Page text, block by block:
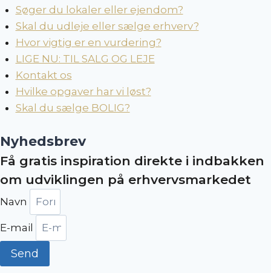
Søger du lokaler eller ejendom?
Skal du udleje eller sælge erhverv?
Hvor vigtig er en vurdering?
LIGE NU: TIL SALG OG LEJE
Kontakt os
Hvilke opgaver har vi løst?
Skal du sælge BOLIG?
Nyhedsbrev
Få gratis inspiration direkte i indbakken
om udviklingen på erhvervsmarkedet
Navn
E-mail
Send